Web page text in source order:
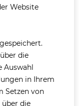
Website
die
Auswahl
in Ihrem
Setzen von
die